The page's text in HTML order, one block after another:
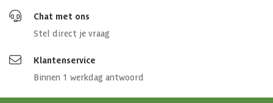
Chat met ons
Stel direct je vraag
Klantenservice
Binnen 1 werkdag antwoord